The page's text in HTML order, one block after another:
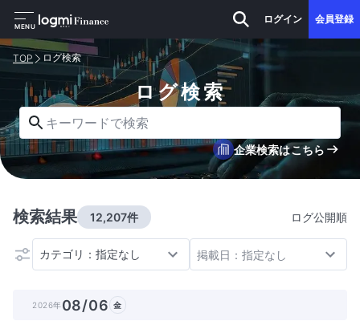
MENU
ログイン 会員登録
TOP ログ検索
ログ検索
企業検索はこちら
検索結果 12,207件 ログ公開順
カテゴリ：指定なし 掲載日：指定なし
2026年08/06 金